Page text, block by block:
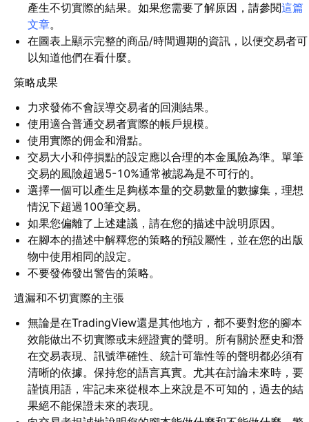
產生不切實際的結果。如果您需要了解原因，請參閱這篇
文章。
在圖表上顯示完整的商品/時間週期的資訊，以便交易者可
以知道他們在看什麼。
策略成果
力求發佈不會誤導交易者的回測結果。
使用適合普通交易者實際的帳戶規模。
使用實際的佣金和滑點。
交易大小和停損點的設定應以合理的本金風險為準。單筆
交易的風險超過5-10%通常被認為是不可行的。
選擇一個可以產生足夠樣本量的交易數量的數據集，理想
情況下超過100筆交易。
如果您偏離了上述建議，請在您的描述中說明原因。
在腳本的描述中解釋您的策略的預設屬性，並在您的出版
物中使用相同的設定。
不要發佈發出警告的策略。
遺漏和不切實際的主張
無論是在TradingView還是其他地方，都不要對您的腳本
效能做出不切實際或未經證實的聲明。所有關於歷史和潛
在交易表現、訊號準確性、統計可靠性等的聲明都必須有
清晰的依據。保持您的語言真實。尤其在討論未來時，要
謹慎用語，牢記未來從根本上來說是不可知的，過去的結
果絕不能保證未來的表現。